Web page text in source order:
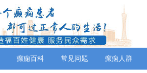
癫痫百科 常见问题 癫痫人群